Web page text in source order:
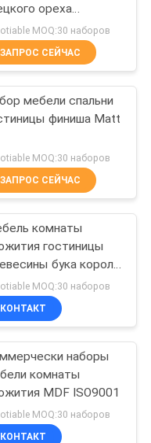
отеля
12
27
ореха
MOQ:30 наборов
ЗАПРОС СЕЙЧАС
мебели спальни
финиша Matt
MOQ:30 наборов
ЗАПРОС СЕЙЧАС
комнаты
гостиницы
бука короля
MOQ:30 наборов
КОНТАКТ
наборы
комнаты
MDF ISO9001
MOQ:30 наборов
КОНТАКТ